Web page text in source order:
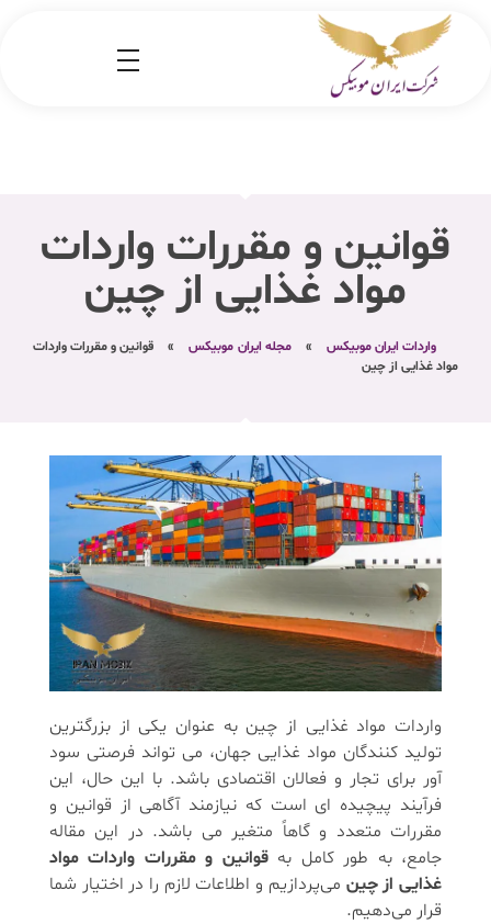
قوانین و مقررات واردات
مواد غذایی از چین
واردات ایران موبیکس » مجله ایران موبیکس »
قوانین و مقررات واردات
مواد غذایی از چین
واردات مواد غذایی از چین به عنوان یکی از بزرگترین
تولید کنندگان مواد غذایی جهان، می تواند فرصتی سود
آور برای تجار و فعالان اقتصادی باشد. با این حال، این
فرآیند پیچیده ای است که نیازمند آگاهی از قوانین و
مقررات متعدد و گاهاً متغیر می باشد. در این مقاله
جامع، به طور کامل بهقوانین و مقررات واردات مواد
غذایی از چین می‌پردازیم و اطلاعات لازم را در اختیار شما
قرار می‌دهیم.